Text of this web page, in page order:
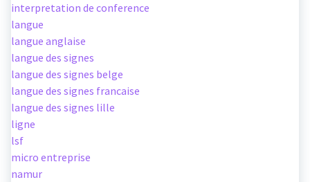
interpretation de conference
langue
langue anglaise
langue des signes
langue des signes belge
langue des signes francaise
langue des signes lille
ligne
lsf
micro entreprise
namur